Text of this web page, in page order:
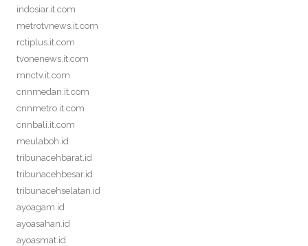
indosiar.it.com
metrotvnews.it.com
rctiplus.it.com
tvonenews.it.com
mnctv.it.com
cnnmedan.it.com
cnnmetro.it.com
cnnbali.it.com
meulaboh.id
tribunacehbarat.id
tribunacehbesar.id
tribunacehselatan.id
ayoagam.id
ayoasahan.id
ayoasmat.id